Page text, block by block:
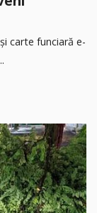
carte funciară e-